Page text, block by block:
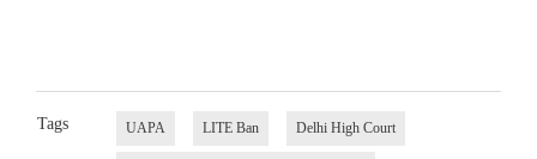
Tags UAPA LITE Ban Delhi High Court